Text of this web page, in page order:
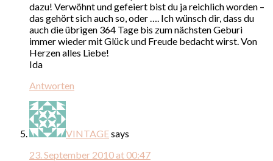
dazu! Verwöhnt und gefeiert bist du ja reichlich worden –
das gehört sich auch so, oder …. Ich wünsch dir, dass du
auch die übrigen 364 Tage bis zum nächsten Geburi
immer wieder mit Glück und Freude bedacht wirst. Von
Herzen alles Liebe!
Ida
Antworten
VINTAGEsays
23. September 2010 at 00:47